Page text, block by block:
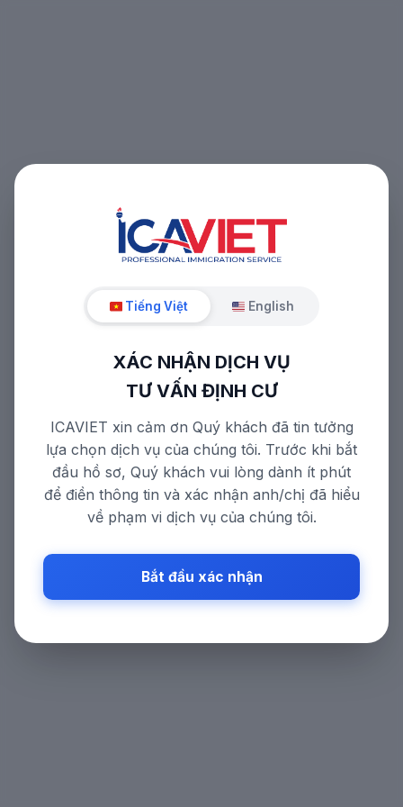
Tiếng Việt English
XÁC NHẬN DỊCH VỤ
TƯ VẤN ĐỊNH CƯ
ICAVIET xin cảm ơn Quý khách đã tin tưởng
lựa chọn dịch vụ của chúng tôi. Trước khi bắt
đầu hồ sơ, Quý khách vui lòng dành ít phút
để điền thông tin và xác nhận anh/chị đã hiểu
về phạm vi dịch vụ của chúng tôi.
Bắt đầu xác nhận